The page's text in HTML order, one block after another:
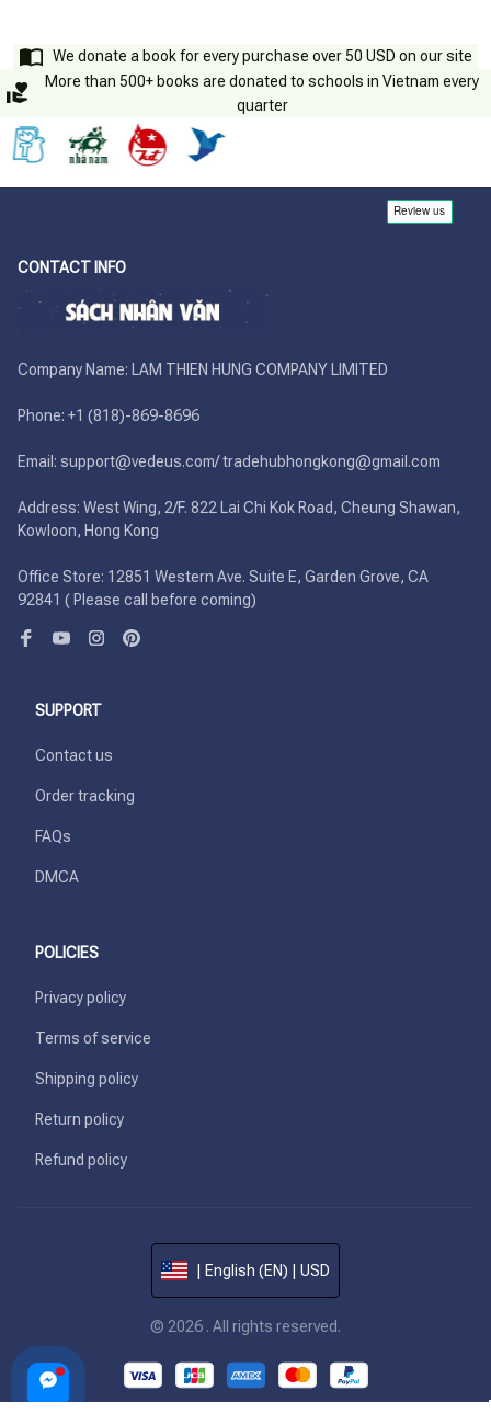
We donate a book for every purchase over 50 USD on our site
More than 500+ books are donated to schools in Vietnam every
quarter
CONTACT INFO
Company Name: LAM THIEN HUNG COMPANY LIMITED
Phone: +1 (818)-869-8696
Email: support@vedeus.com/ tradehubhongkong@gmail.com
Address: West Wing, 2/F. 822 Lai Chi Kok Road, Cheung Shawan,
Kowloon, Hong Kong
Office Store: 12851 Western Ave. Suite E, Garden Grove, CA
92841 ( Please call before coming)
SUPPORT
Contact us
Order tracking
FAQs
DMCA
POLICIES
Privacy policy
Terms of service
Shipping policy
Return policy
Refund policy
| English (EN) | USD
© 2026 . All rights reserved.